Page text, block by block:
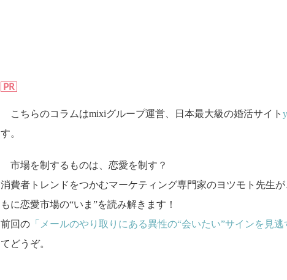
PR
こちらのコラムはmixiグループ運営、日本最大級の婚活サイト
す。
市場を制するものは、恋愛を制す？
消費者トレンドをつかむマーケティング専門家のヨツモト先生
もに恋愛市場の“いま”を読み解きます！
前回の 「メールのやり取りにある異性の“会いたい”サインを見逃
てどうぞ。